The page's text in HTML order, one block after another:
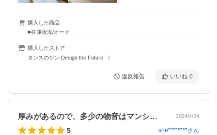
購入した商品
■在庫状況/オーク
購入したストア
タンスのゲン Design the Future
違反報告 いいね 0
厚みがあるので、多少の物音はマンション… 2024/4/24
5 she********さん